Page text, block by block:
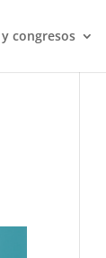
congresos